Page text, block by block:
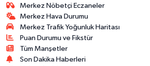
Merkez Nöbetçi Eczaneler
Merkez Hava Durumu
Merkez Trafik Yoğunluk Haritası
Puan Durumu ve Fikstür
Tüm Manşetler
Son Dakika Haberleri